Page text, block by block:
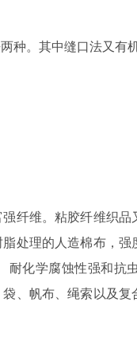
。其中缝口法又有
纤维。粘胶纤维织
处理的人造棉布，
化学腐蚀性强和抗
、帆布、绳索以及